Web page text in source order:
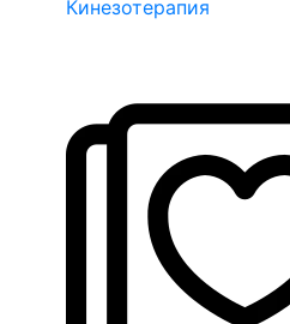
Кинезотерапия